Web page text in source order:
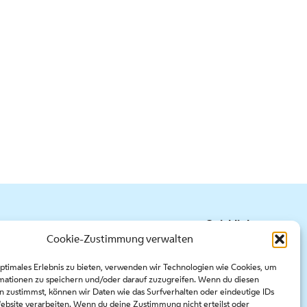
Cookie-Zustimmung verwalten
Erlebnis zu bieten, verwenden wir Technologien wie Cookies, um
zu speichern und/oder darauf zuzugreifen. Wenn du diesen
zustimmst, können wir Daten wie das Surfverhalten oder eindeutige IDs
verarbeiten. Wenn du deine Zustimmung nicht erteilst oder
Quicklinks
Kontakt
Ausschreibungen